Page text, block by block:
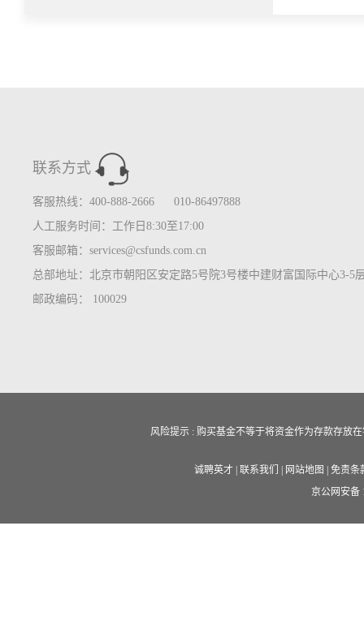
联系方式
客服热线：400-888-2666 010-86497888
人工服务时间：工作日8:30至17:00
客服邮箱：services@csfunds.com.cn
总部地址：北京市朝阳区安定路5号院3号楼中建财富国际中心3-5
邮政编码： 100029
风险提示 : 购买基金不等于将资金作为存款存放
诚聘英才 联系我们 网站地图
免责条
京公网安备